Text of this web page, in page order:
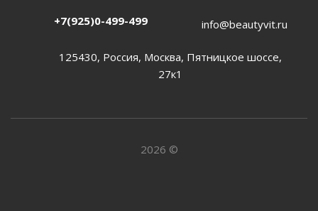
+7(925)0-499-499 info@beautyvit.ru
125430, Россия, Москва, Пятницкое шоссе,
27к1
2026 ©